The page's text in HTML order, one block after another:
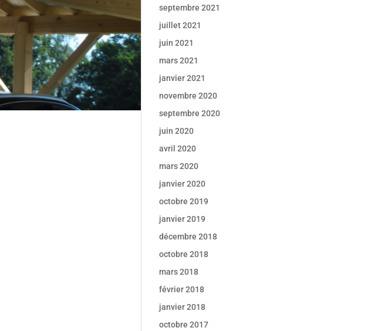
septembre 2021
juillet 2021
juin 2021
mars 2021
janvier 2021
novembre 2020
septembre 2020
juin 2020
avril 2020
mars 2020
janvier 2020
octobre 2019
janvier 2019
décembre 2018
octobre 2018
mars 2018
février 2018
janvier 2018
octobre 2017